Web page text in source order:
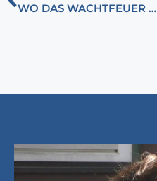
WO DAS WACHTFEUER BRENNT, DORT IST LEBEN